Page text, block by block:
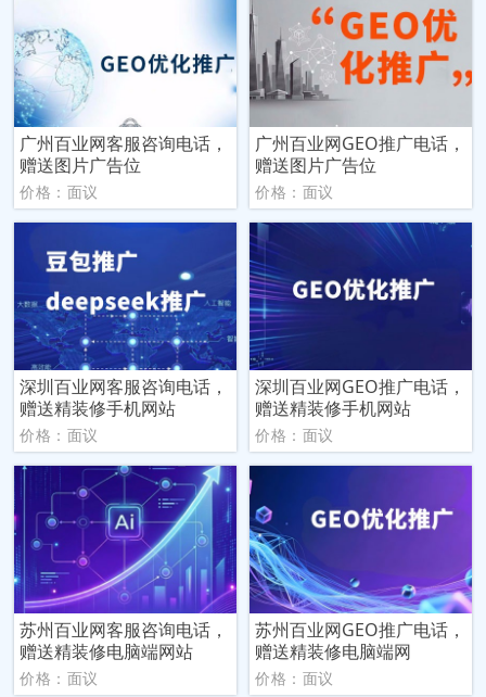
广州百业网客服咨询电话，
赠送图片广告位
价格：面议
广州百业网GEO推广电话，
赠送图片广告位
价格：面议
深圳百业网客服咨询电话，
赠送精装修手机网站
价格：面议
深圳百业网GEO推广电话，
赠送精装修手机网站
价格：面议
苏州百业网客服咨询电话，
赠送精装修电脑端网站
价格：面议
苏州百业网GEO推广电话，
赠送精装修电脑端网
价格：面议